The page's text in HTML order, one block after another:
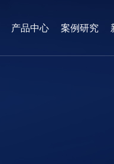
产品中心 案例研究